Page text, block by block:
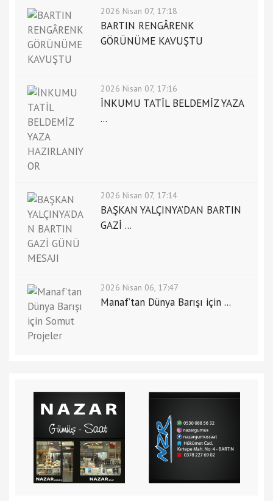
2026 Nisan 07, 17:18
BARTIN RENGÂRENK
GÖRÜNÜME KAVUŞTU
2026 Nisan 07, 17:16
İNKUMU TATİL BELDEMİZ YAZA
...
2026 Nisan 07, 17:14
BAŞKAN YALÇINYA’DAN BARTIN
GAZİ ...
2026 Nisan 06, 17:47
Manaf’tan Dünya Barışı için ...